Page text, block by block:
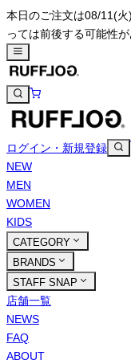
本日のご注文は08/11(
っては前後する可能性
ログイン・新規登録
NEW
MEN
WOMEN
KIDS
CATEGORY
BRANDS
STAFF SNAP
店舗一覧
NEWS
FAQ
ABOUT